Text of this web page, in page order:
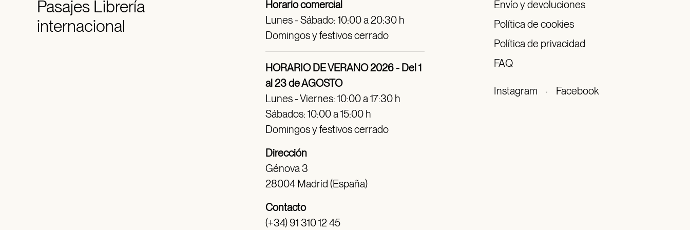
PasajesLibrería
internacional
Horario comercial
Lunes - Sábado: 10:00 a 20:30 h
Domingos y festivos cerrado
HORARIO DE VERANO 2026 - Del 1
al 23 de AGOSTO
Lunes - Viernes: 10:00 a 17:30 h
Sábados: 10:00 a 15:00 h
Domingos y festivos cerrado
Dirección
Génova 3
28004 Madrid (España)
Contacto
(+34) 91 310 12 45
Envío y devoluciones
Política de cookies
Política de privacidad
FAQ
Instagram · Facebook